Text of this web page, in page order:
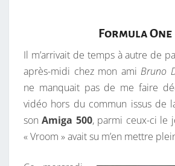
Formula One
Il m’arrivait de temps à autre de
après-midi chez mon amiBruno
ne manquait pas de me faire
vidéo hors du commun issus de
sonAmiga 500, parmi ceux-ci le
« Vroom » avait su m’en mettre